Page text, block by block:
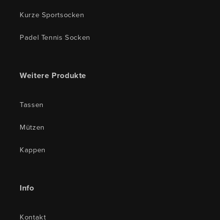
Kurze Sportsocken
Padel Tennis Socken
Weitere Produkte
Tassen
Mützen
Kappen
Info
Kontakt